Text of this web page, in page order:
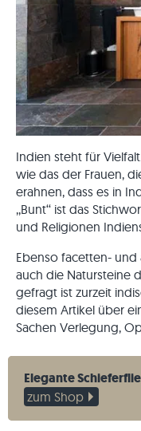
Indien steht für
wie das der Frauen,
erahnen, dass es in
,,Bunt‘‘ ist das
und Religionen
Ebenso facetten-
auch die Natursteine
gefragt ist zurzeit
diesem Artikel über
Sachen Verlegung,
Elegante
zum Shop